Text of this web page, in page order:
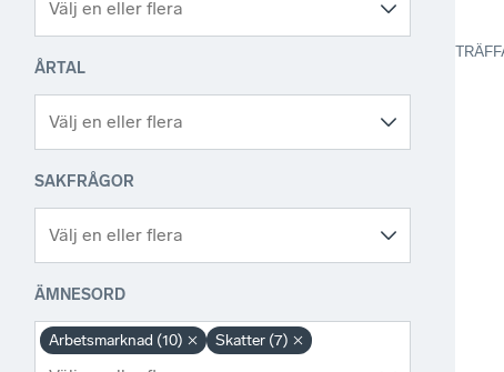
ÅRTAL
SAKFRÅGOR
ÄMNESORD
Arbetsmarknad (10) Skatter (7)